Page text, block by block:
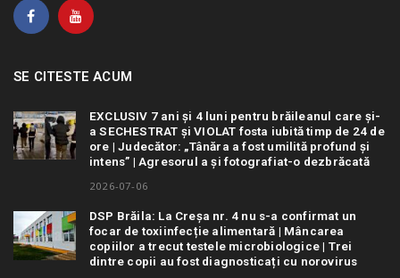
SE CITESTE ACUM
EXCLUSIV 7 ani și 4 luni pentru brăileanul care și-
a SECHESTRAT și VIOLAT fosta iubită timp de 24 de
ore | Judecător: „Tânăra a fost umilită profund și
intens” | Agresorul a și fotografiat-o dezbrăcată
2026-07-06
DSP Brăila: La Creșa nr. 4 nu s-a confirmat un
focar de toxiinfecție alimentară | Mâncarea
copiilor a trecut testele microbiologice | Trei
dintre copii au fost diagnosticați cu norovirus